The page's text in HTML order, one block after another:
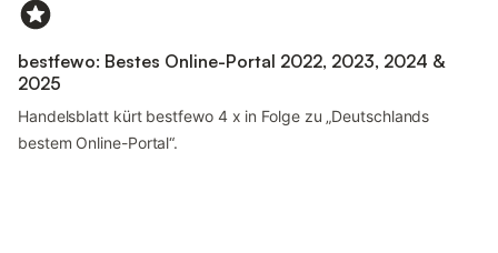
bestfewo: Bestes Online-Portal 2022, 2023, 2024 &
2025
Handelsblatt kürt bestfewo 4 x in Folge zu „Deutschlands
bestem Online-Portal“.